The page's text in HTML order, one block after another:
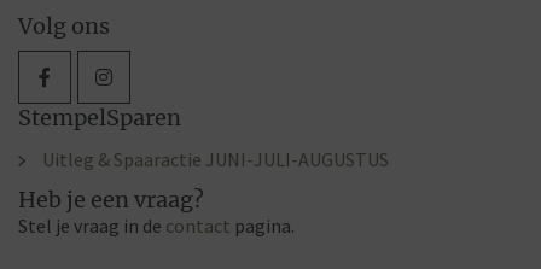
Volg ons
StempelSparen
Uitleg & Spaaractie JUNI-JULI-AUGUSTUS
Heb je een vraag?
Stel je vraag in de contact pagina.